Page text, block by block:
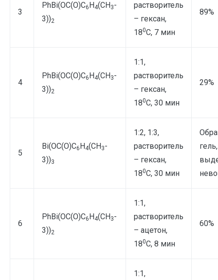
3
PhBi(OС(O)С6 Н 4(CH 3-
3))2
растворитель
– гексан,
180С, 7 мин
89%
4
PhBi(OС(O)С6 Н 4(CH 3-
3))2
1:1,
растворитель
– гексан,
180С, 30 мин
29%
5
Bi(OС(O)С6 Н 4(CH 3-
3))3
1:2, 1:3,
растворитель
– гексан,
180С, 30 мин
гель,
6
PhBi(OС(O)С6 Н 4(CH 3-
3))2
1:1,
растворитель
– ацетон,
180С, 8 мин
60%
1:1,